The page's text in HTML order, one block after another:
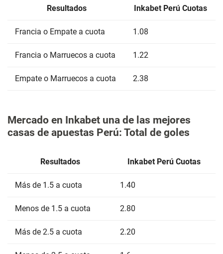
Resultados Inkabet Perú Cuotas
Francia o Empate a cuota 1.08
Francia o Marruecos a cuota 1.22
Empate o Marruecos a cuota 2.38
Mercado en Inkabet una de las mejores
casas de apuestas Perú: Total de goles
Resultados Inkabet Perú Cuotas
Más de 1.5 a cuota 1.40
Menos de 1.5 a cuota 2.80
Más de 2.5 a cuota 2.20